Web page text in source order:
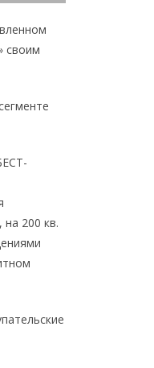
своим
200 кв.